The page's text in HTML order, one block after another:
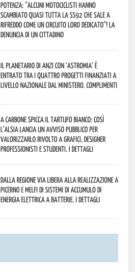
Potenza: “alcuni motociclisti hanno
scambiato quasi tutta la SS92 che sale a
Rifreddo come un circuito loro dedicato”! La
denuncia di un cittadino
Il Planetario di Anzi con ‘Astromia’ è
entrato tra i quattro progetti finanziati a
livello nazionale dal Ministero. Complimenti
A Carbone spicca il tartufo bianco: così
l’Alsia lancia un avviso pubblico per
valorizzarlo rivolto a grafici, designer
professionisti e studenti. I dettagli
Dalla Regione via libera alla realizzazione a
Picerno e Melfi di sistemi di accumulo di
energia elettrica a batterie. I dettagli